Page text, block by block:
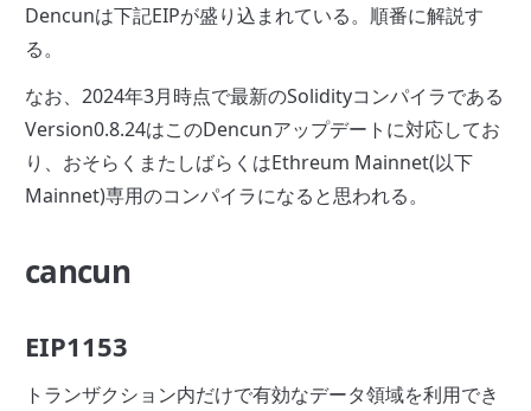
Dencunは下記EIPが盛り込まれている。順番に解説す
る。
なお、2024年3月時点で最新のSolidityコンパイラである
Version0.8.24はこのDencunアップデートに対応してお
り、おそらくまたしばらくはEthreum Mainnet(以下
Mainnet)専用のコンパイラになると思われる。
cancun
EIP1153
トランザクション内だけで有効なデータ領域を利用でき